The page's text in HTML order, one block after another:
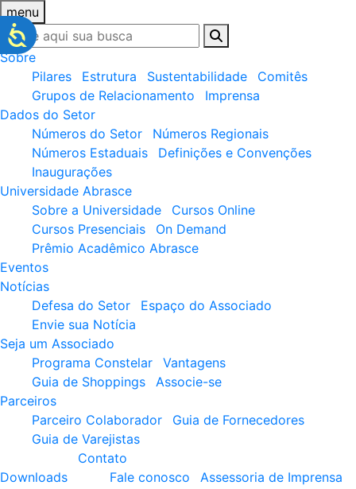
menu
Sobre
Pilares
Estrutura Sustentabilidade
Comitês
Grupos de Relacionamento
Imprensa
Dados do Setor
Números do Setor
Números Regionais
Números Estaduais
Definições e Convenções
Inaugurações
Universidade Abrasce
Sobre a Universidade
Cursos Online
Cursos Presenciais
On Demand
Prêmio Acadêmico Abrasce
Eventos
Notícias
Defesa do Setor
Espaço do Associado
Envie sua Notícia
Seja um Associado
Programa Constelar
Vantagens
Guia de Shoppings
Associe-se
Parceiros
Parceiro Colaborador
Guia de Fornecedores
Guia de Varejistas
Downloads
Contato
Fale conosco
Assessoria de Imprensa